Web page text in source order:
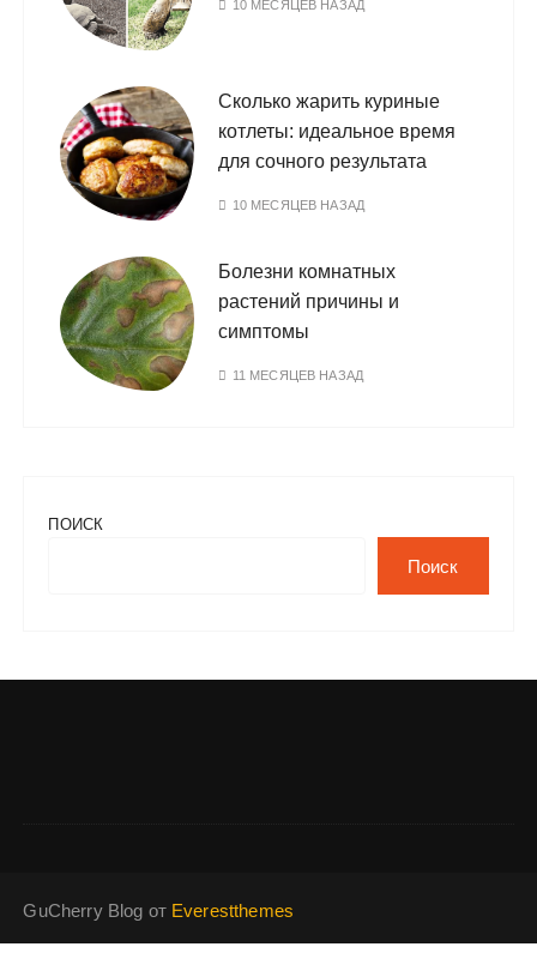
10 МЕСЯЦЕВ НАЗАД
Сколько жарить куриные
котлеты: идеальное время
для сочного результата
10 МЕСЯЦЕВ НАЗАД
Болезни комнатных
растений причины и
симптомы
11 МЕСЯЦЕВ НАЗАД
ПОИСК
Поиск
GuCherry Blog от Everestthemes